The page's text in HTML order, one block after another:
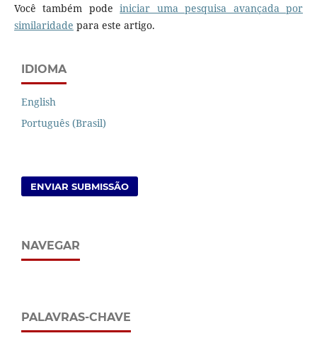
Você também podeiniciar uma pesquisa avançada por
similaridade para este artigo.
IDIOMA
English
Português (Brasil)
ENVIAR SUBMISSÃO
NAVEGAR
PALAVRAS-CHAVE